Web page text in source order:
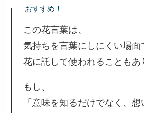
おすすめ！
この花言葉は、
気持ちを言葉にしにくい場面
花に託して使われることもあ
もし、
「意味を知るだけでなく、